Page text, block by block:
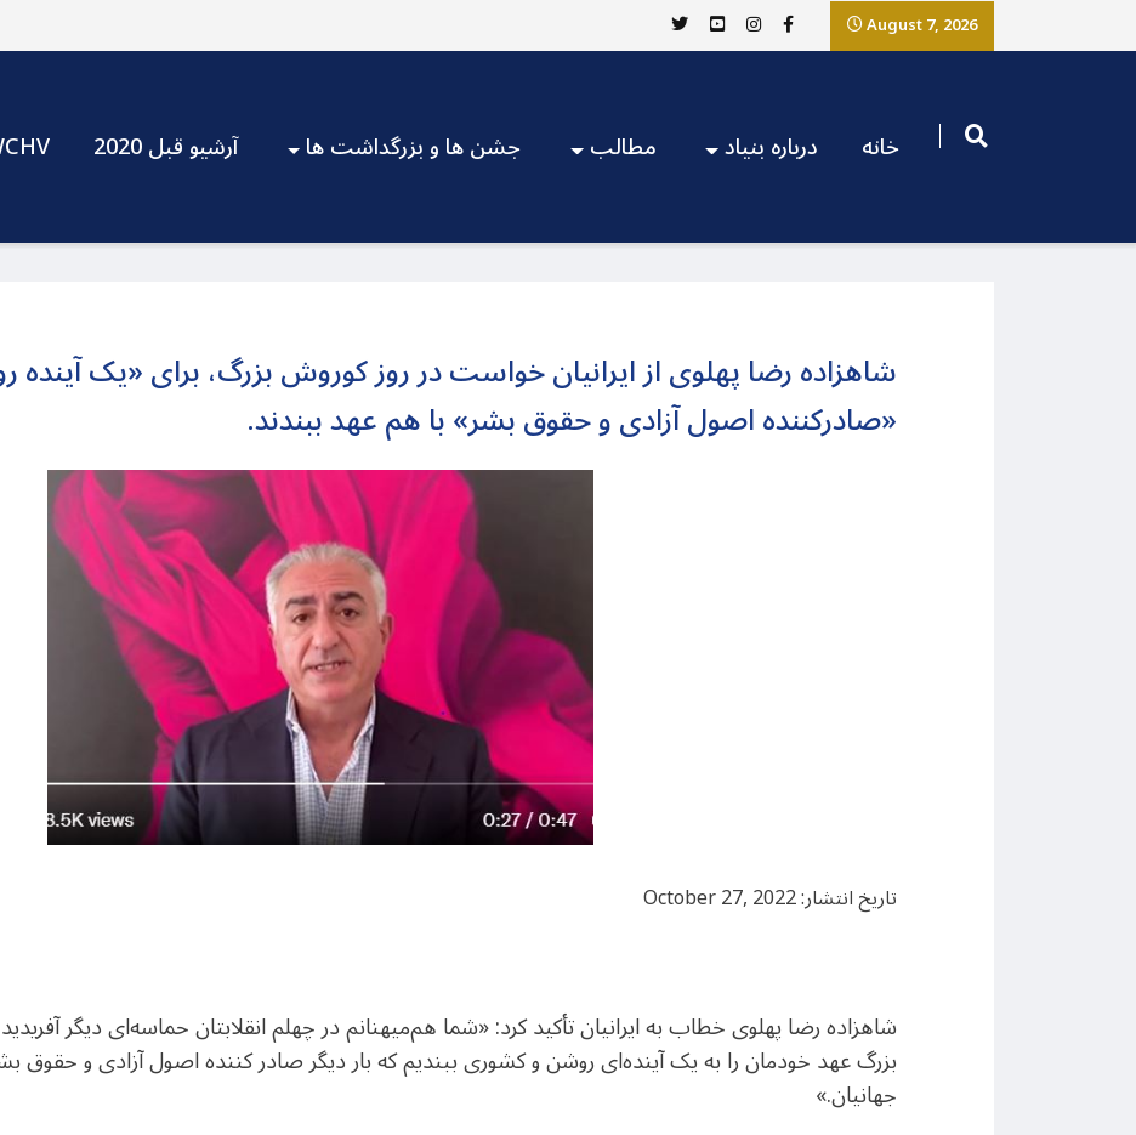
August 7, 2026
آرشیو قبل 2020 جشن ها و بزرگداشت ها مطالب درباره بنیاد خانه
شاهزاده رضا پهلوی از ایرانیان خواست در روز کوروش بزرگ، برای «یک
«صادرکننده اصول آزادی و حقوق بشر» با هم عهد ببندند.
تاریخ انتشار: October 27, 2022
شاهزاده رضا پهلوی خطاب به ایرانیان تأکید کرد: «شما هم‌میهنانم در چهلم انقلابتان حماسه‌ای دیگر
بزرگ عهد خودمان را به یک آینده‌ای روشن و کشوری ببندیم که بار دیگر صادر کننده اصول آزادی و حقوق
جهانیان.»